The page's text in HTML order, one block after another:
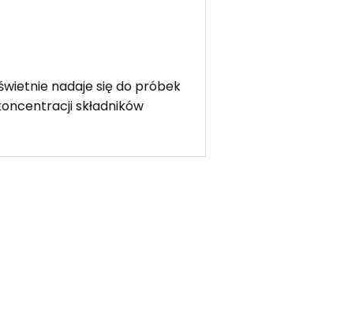
nadaje się do próbek
składników